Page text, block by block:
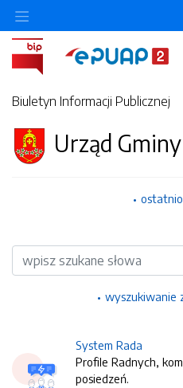
Biuletyn Informacji Publicznej
Urząd
Wyszukiwarka
wyszukiwanie
System Rada
Profile Radnych,
posiedzeń.